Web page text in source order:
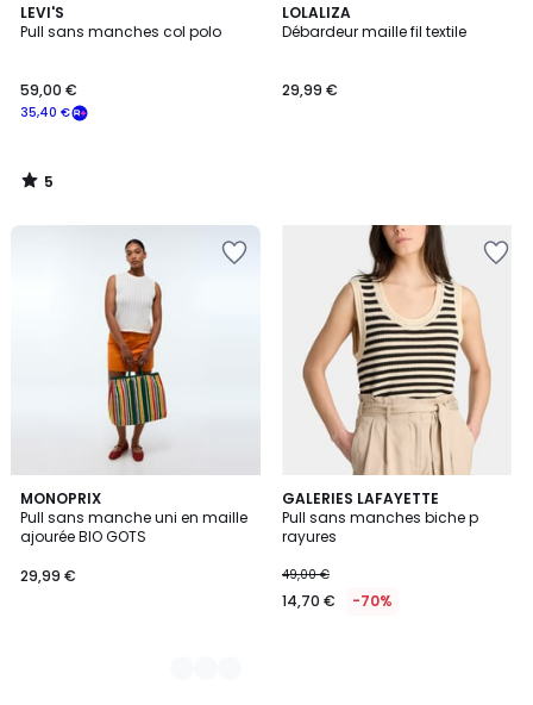
LEVI'S
Pull sans manches col polo
35,40 €
59,00 €
5
/
5
/
LOLALIZA
Débardeur maille fil textile
29,99 €
MONOPRIX
Pull sans manche uni en maille
ajourée BIO GOTS
29,99 €
4
Couleurs
GALERIES LAFAYETTE
Pull sans manches biche p
rayures
49,00 €
14,70 € -70%